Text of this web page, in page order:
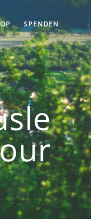
SPENDEN